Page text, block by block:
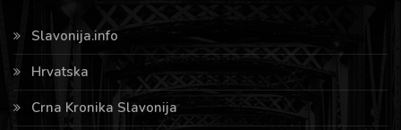
Slavonija.info
Hrvatska
Crna Kronika Slavonija